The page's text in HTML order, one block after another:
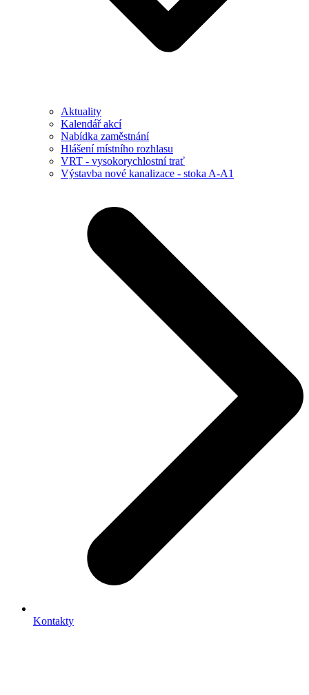
Aktuality
Kalendář akcí
Nabídka zaměstnání
Hlášení místního rozhlasu
VRT - vysokorychlostní trať
Výstavba nové kanalizace - stoka A-A1
Kontakty